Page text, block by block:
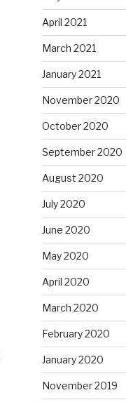
April 2021
March 2021
January 2021
November 2020
October 2020
September 2020
August 2020
July 2020
June 2020
May 2020
April 2020
March 2020
February 2020
January 2020
November 2019